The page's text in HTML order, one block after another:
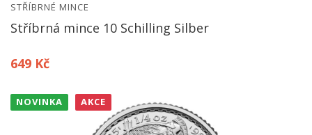
STŘÍBRNÉ MINCE
Stříbrná mince 10 Schilling Silber
649 Kč
NOVINKA AKCE